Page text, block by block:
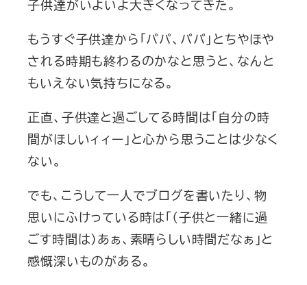
子供達がいよいよ大きくなってきた。
もうすぐ子供達から「パパ、パパ」とちやほや
される時期も終わるのかなと思うと、なんと
もいえない気持ちになる。
正直、子供達と過ごしてる時間は「自分の時
間がほしいィィー」と心から思うことは少なく
ない。
でも、こうして一人でブログを書いたり、物
思いにふけっている時は「（子供と一緒に過
ごす時間は）あぁ、素晴らしい時間だなぁ」と
感慨深いものがある。